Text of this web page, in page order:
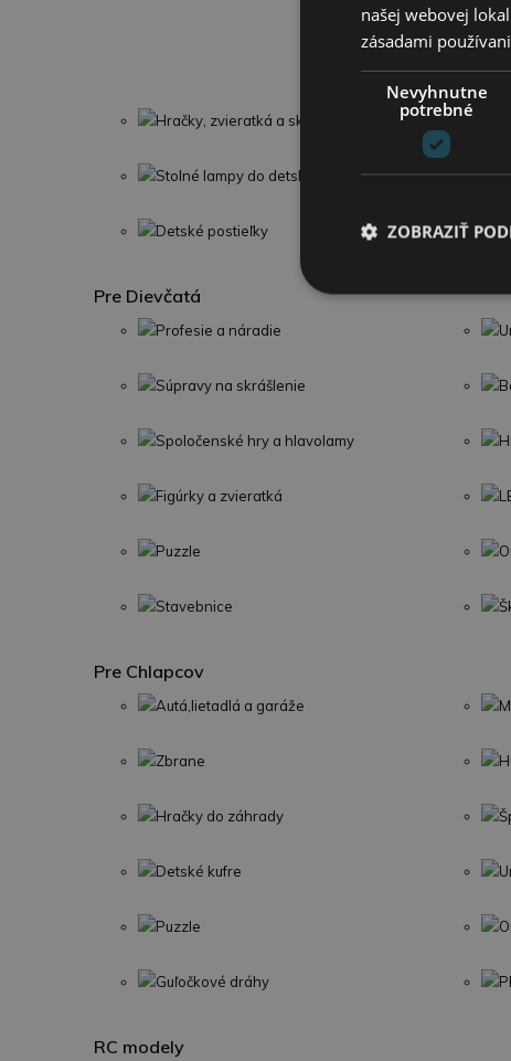
Hračky, zvieratká a skladačky
Stolné lampy do detskej izby
Detské postieľky
Pre Dievčatá
Profesie a náradie
Súpravy na skrášlenie
Spoločenské hry a hlavolamy
Figúrky a zvieratká
Puzzle
Stavebnice
Pre Chlapcov
Autá,lietadlá a garáže
Zbrane
Hračky do záhrady
Detské kufre
Puzzle
Guľočkové dráhy
RC modely
našej webovej
zásadami
Nevyhnutne
potrebné
ZOBRAZIŤ